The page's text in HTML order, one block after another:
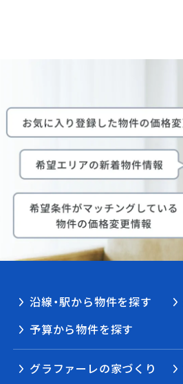
沿線・駅から物件を探す
予算から物件を探す
グラファーレの家づくり